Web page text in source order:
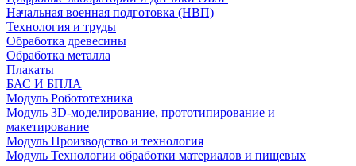
Начальная военная подготовка (НВП)
Технология и труды
Обработка древесины
Обработка металла
Плакаты
БАС И БПЛА
Модуль Робототехника
Модуль 3D-моделирование, прототипирование и
макетирование
Модуль Производство и технология
Модуль Технологии обработки материалов и пищевых